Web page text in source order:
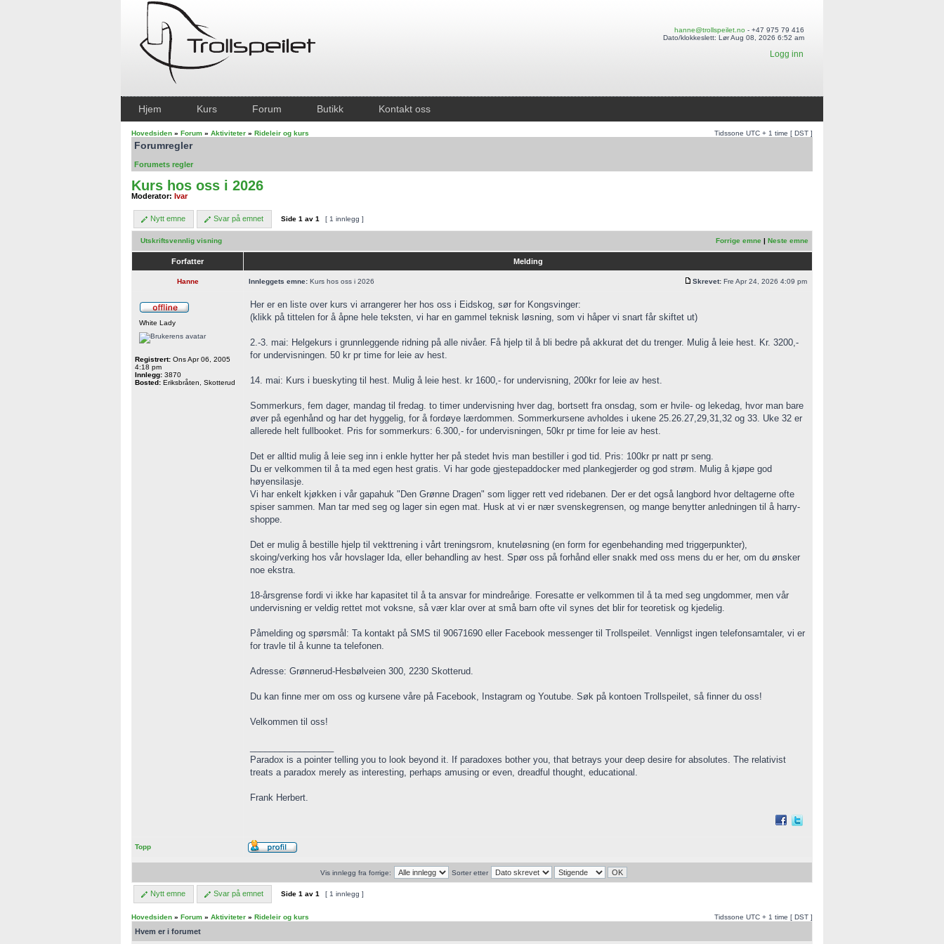
hanne@trollspeilet.no - +47 975 79 416
Dato/klokkeslett: Lør Aug 08, 2026 6:52 am
Logg inn
Hjem Kurs Forum Butikk Kontakt oss
Hovedsiden » Forum » Aktiviteter » Rideleir og kurs Tidssone UTC + 1 time [ DST ]
Forumregler
Forumets regler
Kurs hos oss i 2026
Moderator: Ivar
Nytt emne Svar på emnet Side 1 av 1 [ 1 innlegg ]
Utskriftsvennlig visning Forrige emne | Neste emne
Forfatter Melding
Hanne Innleggets emne: Kurs hos oss i 2026 Skrevet: Fre Apr 24, 2026 4:09 pm
White Lady
Registrert: Ons Apr 06, 2005
4:18 pm
Innlegg: 3870
Bosted: Eriksbråten, Skotterud
Her er en liste over kurs vi arrangerer her hos oss i Eidskog, sør for Kongsvinger:
(klikk på tittelen for å åpne hele teksten, vi har en gammel teknisk løsning, som vi håper vi snart får skiftet ut)
2.-3. mai: Helgekurs i grunnleggende ridning på alle nivåer. Få hjelp til å bli bedre på akkurat det du trenger. Mulig å leie hest. Kr. 3200,-
for undervisningen. 50 kr pr time for leie av hest.
14. mai: Kurs i bueskyting til hest. Mulig å leie hest. kr 1600,- for undervisning, 200kr for leie av hest.
Sommerkurs, fem dager, mandag til fredag. to timer undervisning hver dag, bortsett fra onsdag, som er hvile- og lekedag, hvor man bare
øver på egenhånd og har det hyggelig, for å fordøye lærdommen. Sommerkursene avholdes i ukene 25.26.27,29,31,32 og 33. Uke 32 er
allerede helt fullbooket. Pris for sommerkurs: 6.300,- for undervisningen, 50kr pr time for leie av hest.
Det er alltid mulig å leie seg inn i enkle hytter her på stedet hvis man bestiller i god tid. Pris: 100kr pr natt pr seng.
Du er velkommen til å ta med egen hest gratis. Vi har gode gjestepaddocker med plankegjerder og god strøm. Mulig å kjøpe god
høyensilasje.
Vi har enkelt kjøkken i vår gapahuk "Den Grønne Dragen" som ligger rett ved ridebanen. Der er det også langbord hvor deltagerne ofte
spiser sammen. Man tar med seg og lager sin egen mat. Husk at vi er nær svenskegrensen, og mange benytter anledningen til å harry-
shoppe.
Det er mulig å bestille hjelp til vekttrening i vårt treningsrom, knuteløsning (en form for egenbehanding med triggerpunkter),
skoing/verking hos vår hovslager Ida, eller behandling av hest. Spør oss på forhånd eller snakk med oss mens du er her, om du ønsker
noe ekstra.
18-årsgrense fordi vi ikke har kapasitet til å ta ansvar for mindreårige. Foresatte er velkommen til å ta med seg ungdommer, men vår
undervisning er veldig rettet mot voksne, så vær klar over at små barn ofte vil synes det blir for teoretisk og kjedelig.
Påmelding og spørsmål: Ta kontakt på SMS til 90671690 eller Facebook messenger til Trollspeilet. Vennligst ingen telefonsamtaler, vi er
for travle til å kunne ta telefonen.
Adresse: Grønnerud-Hesbølveien 300, 2230 Skotterud.
Du kan finne mer om oss og kursene våre på Facebook, Instagram og Youtube. Søk på kontoen Trollspeilet, så finner du oss!
Velkommen til oss!
Paradox is a pointer telling you to look beyond it. If paradoxes bother you, that betrays your deep desire for absolutes. The relativist
treats a paradox merely as interesting, perhaps amusing or even, dreadful thought, educational.
Frank Herbert.
Topp
Vis innlegg fra forrige: Sorter etter
Nytt emne Svar på emnet Side 1 av 1 [ 1 innlegg ]
Hovedsiden » Forum » Aktiviteter » Rideleir og kurs Tidssone UTC + 1 time [ DST ]
Hvem er i forumet